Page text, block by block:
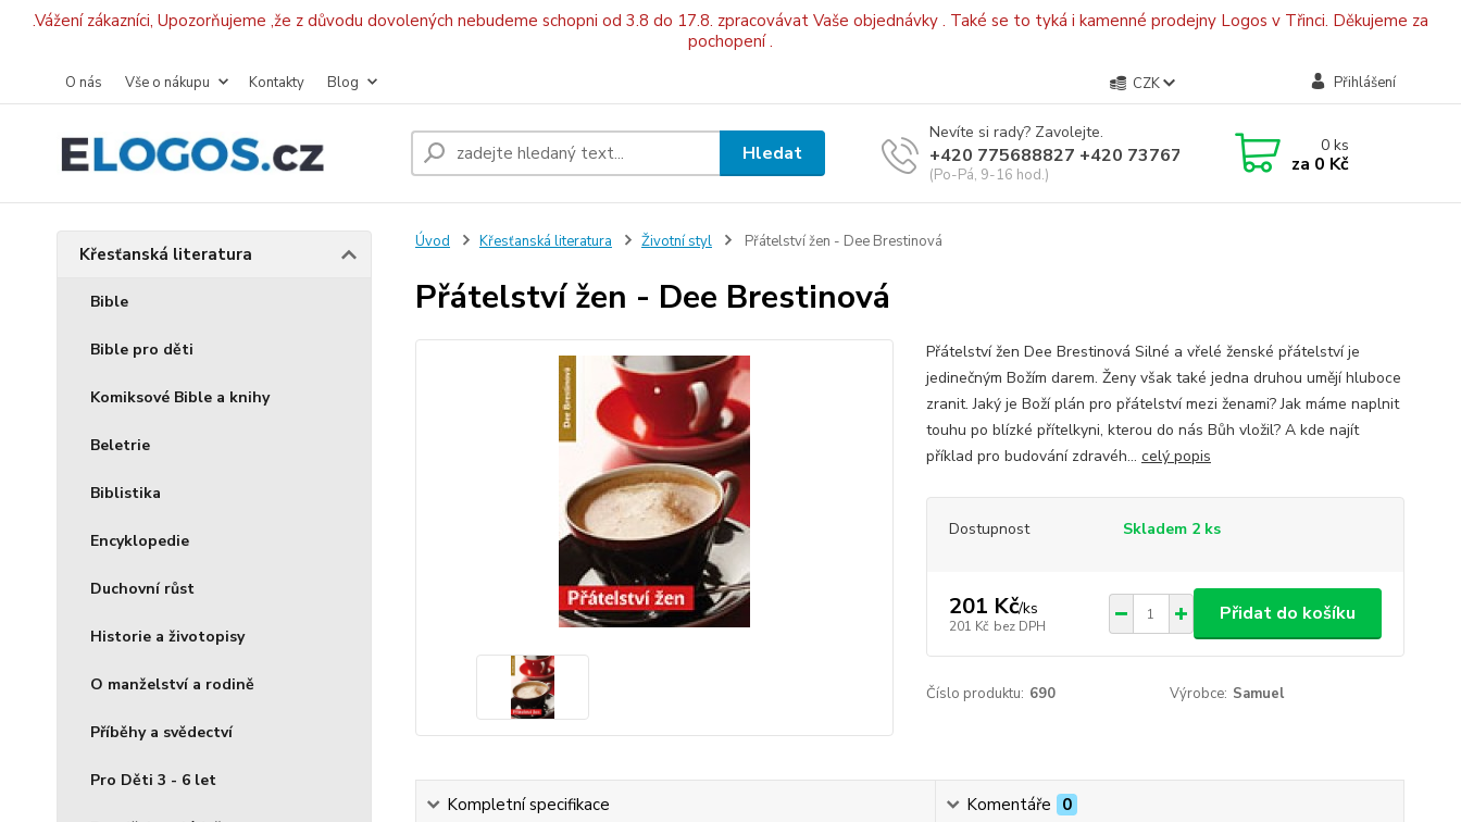
.Vážení zákazníci, Upozorňujeme ,že z důvodu dovolených nebudeme schopni od 3.8 do 17.8. zpracovávat Vaše objednávky . Také se to tyká i kamenné prodejny Logos v Třinci. Děkujeme za
pochopení .
O nás Vše o nákupu Kontakty Blog CZK Přihlášení
Hledat
Nevíte si rady? Zavolejte.
+420 775688827 +420 737670415
(Po-Pá, 9-16 hod.)
0ks
za 0 Kč
Křesťanská literatura
Bible
Bible pro děti
Komiksové Bible a knihy
Beletrie
Biblistika
Encyklopedie
Duchovní růst
Historie a životopisy
O manželství a rodině
Příběhy a svědectví
Pro Děti 3 - 6 let
Úvod Křesťanská literatura Životní styl Přátelství žen - Dee Brestinová
Přátelství žen - Dee Brestinová
Přátelství žen Dee Brestinová Silné a vřelé ženské přátelství je
jedinečným Božím darem. Ženy však také jedna druhou umějí hluboce
zranit. Jaký je Boží plán pro přátelství mezi ženami? Jak máme naplnit
touhu po blízké přítelkyni, kterou do nás Bůh vložil? A kde najít
příklad pro budování zdravéh... celý popis
Dostupnost Skladem 2 ks
201 Kč/ks
201 Kč bez DPH
Přidat do košíku
Číslo produktu: 690 Výrobce: Samuel
Kompletní specifikace Komentáře 0